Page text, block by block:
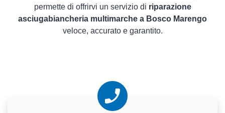
permette di offrirvi un servizio di riparazione
asciugabiancheria multimarche a Bosco Marengo
veloce, accurato e garantito.